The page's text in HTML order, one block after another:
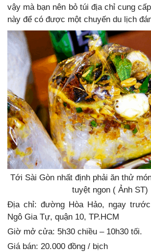
vậy mà bạn nên bỏ túi địa chỉ cung
này để có được một chuyến du lịch
Tới Sài Gòn nhất định phải ăn thử
tuyệt ngon ( Ảnh ST)
Địa chỉ: đường Hòa Hảo, ngay
Ngô Gia Tự, quận 10, TP.HCM
Giờ mở cửa: 5h30 chiều – 10h30 tối.
Giá bán: 20.000 đồng / bịch